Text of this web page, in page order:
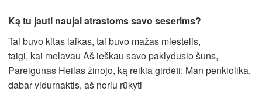
Ką tu jauti naujai atrastoms savo seserims?
Tai buvo kitas laikas, tai buvo mažas miestelis,
taigi, kai melavau Aš ieškau savo paklydusio šuns,
Pareigūnas Heilas žinojo, ką reikia girdėti: Man penkiolika,
dabar vidurnaktis, aš noriu rūkyti